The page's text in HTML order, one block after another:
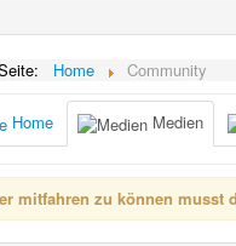
Home Community
Home Medien
mitfahren zu können musst